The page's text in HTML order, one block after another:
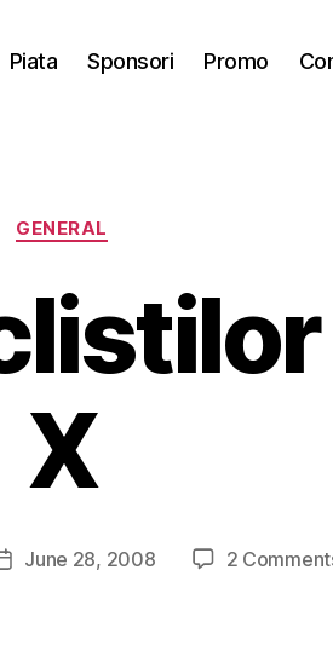
Piata Sponsori Promo
Categories
GENERAL
X
PostJune 28, 2008 2